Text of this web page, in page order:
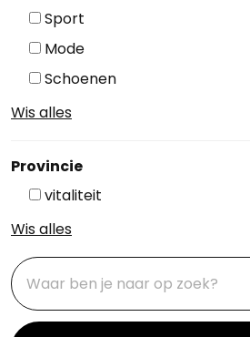
Sport
Mode
Schoenen
Wis alles
Provincie
vitaliteit
Wis alles